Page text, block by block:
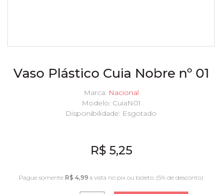
Vaso Plástico Cuia Nobre nº 01
Marca: Nacional
Modelo: CuiaN01
Disponibilidade: Esgotado
R$ 5,25
Pague somente R$ 4,99 à vista no pix ou boleto. (5% de desconto)